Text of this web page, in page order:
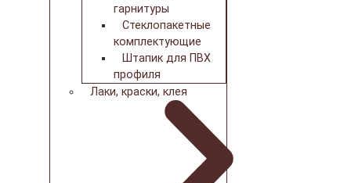
гарнитуры
Стеклопакетные
комплектующие
Штапик для ПВХ
профиля
Лаки, краски, клея